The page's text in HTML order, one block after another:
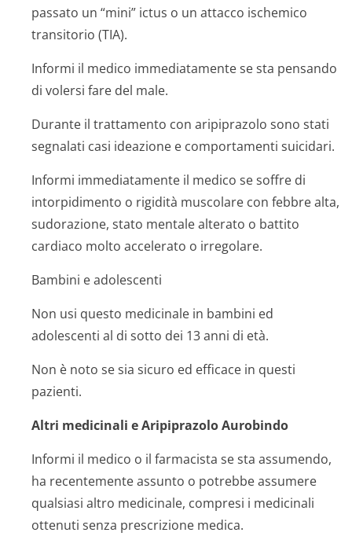
passato un “mini” ictus o un attacco ischemico
transitorio (TIA).
Informi il medico immediatamente se sta pensando
di volersi fare del male.
Durante il trattamento con aripiprazolo sono stati
segnalati casi ideazione e comportamenti suicidari.
Informi immediatamente il medico se soffre di
intorpidimento o rigidità muscolare con febbre alta,
sudorazione, stato mentale alterato o battito
cardiaco molto accelerato o irregolare.
Bambini e adolescenti
Non usi questo medicinale in bambini ed
adolescenti al di sotto dei 13 anni di età.
Non è noto se sia sicuro ed efficace in questi
pazienti.
Altri medicinali e Aripiprazolo Aurobindo
Informi il medico o il farmacista se sta assumendo,
ha recentemente assunto o potrebbe assumere
qualsiasi altro medicinale, compresi i medicinali
ottenuti senza prescrizione medica.